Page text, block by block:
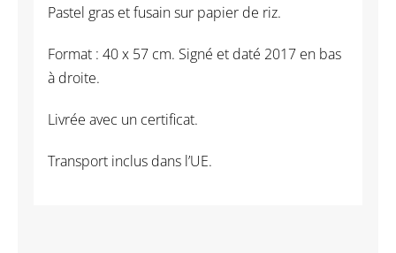
2
Pastel gras et fusain sur papier de riz.
Format : 40 x 57 cm. Signé et daté 2017 en bas
à droite.
Livrée avec un certificat.
Transport inclus dans l’UE.